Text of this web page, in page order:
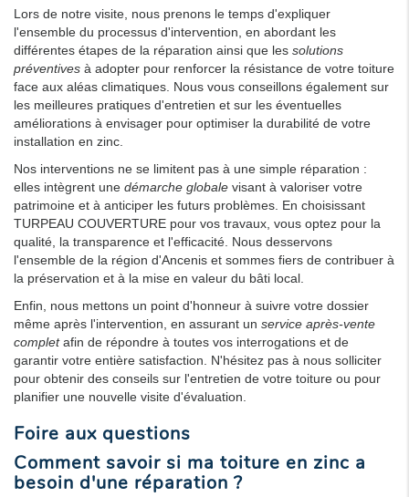
Lors de notre visite, nous prenons le temps d'expliquer
l'ensemble du processus d'intervention, en abordant les
différentes étapes de la réparation ainsi que les solutions
préventives à adopter pour renforcer la résistance de votre toiture
face aux aléas climatiques. Nous vous conseillons également sur
les meilleures pratiques d'entretien et sur les éventuelles
améliorations à envisager pour optimiser la durabilité de votre
installation en zinc.
Nos interventions ne se limitent pas à une simple réparation :
elles intègrent une démarche globale visant à valoriser votre
patrimoine et à anticiper les futurs problèmes. En choisissant
TURPEAU COUVERTURE pour vos travaux, vous optez pour la
qualité, la transparence et l'efficacité. Nous desservons
l'ensemble de la région d'Ancenis et sommes fiers de contribuer à
la préservation et à la mise en valeur du bâti local.
Enfin, nous mettons un point d'honneur à suivre votre dossier
même après l'intervention, en assurant un service après-vente
completafin de répondre à toutes vos interrogations et de
garantir votre entière satisfaction. N'hésitez pas à nous solliciter
pour obtenir des conseils sur l'entretien de votre toiture ou pour
planifier une nouvelle visite d'évaluation.
Foire aux questions
Comment savoir si ma toiture en zinc a
besoin d'une réparation ?